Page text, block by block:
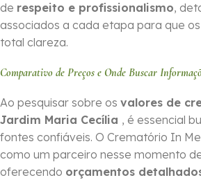
de respeito e profissionalismo,
associados a cada etapa para que
total clareza.
Comparativo de Preços e Onde Buscar
Ao pesquisar sobre os valores de
Jardim Maria Cecília , é essencial
fontes confiáveis. O Crematório In
como um parceiro nesse momento
oferecendo orçamentos